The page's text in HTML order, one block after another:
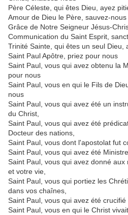
Père Céleste, qui êtes Dieu, ayez
Amour de Dieu le Père, sauvez-nous
Grâce de Notre Seigneur Jésus-
Communication du Saint Esprit,
Trinité Sainte, qui êtes un seul Dieu,
Saint Paul Apôtre, priez pour nous
Saint Paul, vous qui avez obtenu la
pour nous
Saint Paul, vous en qui le Fils de
nous
Saint Paul, vous qui avez été un
du Christ,
Saint Paul, vous qui avez été
Docteur des nations,
Saint Paul, vous dont l'apostolat fut
Saint Paul, vous qui avez été
Saint Paul, vous qui avez donné
et votre vie,
Saint Paul, vous qui portiez les
dans vos chaînes,
Saint Paul, vous qui avez été crucifié
Saint Paul, vous en qui le Christ